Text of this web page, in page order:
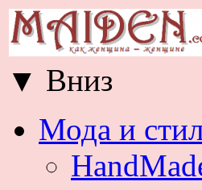
▼ Вниз
Мода и